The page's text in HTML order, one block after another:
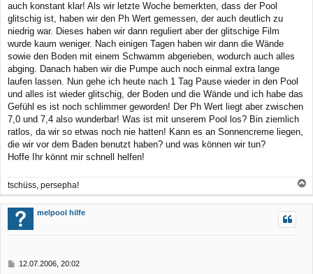
auch konstant klar! Als wir letzte Woche bemerkten, dass der Pool
glitschig ist, haben wir den Ph Wert gemessen, der auch deutlich zu
niedrig war. Dieses haben wir dann reguliert aber der glitschige Film
wurde kaum weniger. Nach einigen Tagen haben wir dann die Wände
sowie den Boden mit einem Schwamm abgerieben, wodurch auch alles
abging. Danach haben wir die Pumpe auch noch einmal extra lange
laufen lassen. Nun gehe ich heute nach 1 Tag Pause wieder in den Pool
und alles ist wieder glitschig, der Boden und die Wände und ich habe das
Gefühl es ist noch schlimmer geworden! Der Ph Wert liegt aber zwischen
7,0 und 7,4 also wunderbar! Was ist mit unserem Pool los? Bin ziemlich
ratlos, da wir so etwas noch nie hatten! Kann es an Sonnencreme liegen,
die wir vor dem Baden benutzt haben? und was können wir tun?
Hoffe Ihr könnt mir schnell helfen!
tschüss, persepha!
a
melpool hilfe
B12.07.2006, 20:02